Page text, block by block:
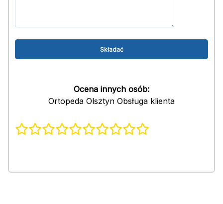
Ocena innych osób:
Ortopeda Olsztyn Obsługa klienta